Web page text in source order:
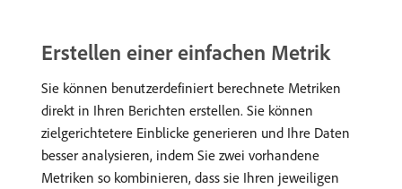
Erstellen einer einfachen Metrik
Sie können benutzerdefiniert berechnete Metriken
direkt in Ihren Berichten erstellen. Sie können
zielgerichtetere Einblicke generieren und Ihre Daten
besser analysieren, indem Sie zwei vorhandene
Metriken so kombinieren, dass sie Ihren jeweiligen